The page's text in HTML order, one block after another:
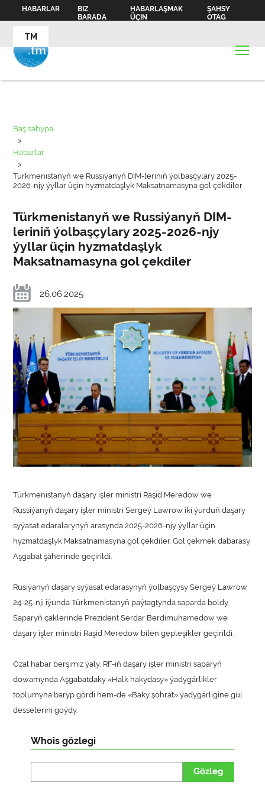
HABARLAR
BIZ
BARADA
HABARLAŞMAK
ÜÇIN
ŞAHSY
OTAG
TM
Baş sahypa
>
Habarlar
>
Türkmenistanyň we Russiýanyň DIM-leriniň ýolbaşçylary 2025-
2026-njy ýyllar üçin hyzmatdaşlyk Maksatnamasyna gol çekdiler
Türkmenistanyň we Russiýanyň DIM-
leriniň ýolbaşçylary 2025-2026-njy
ýyllar üçin hyzmatdaşlyk
Maksatnamasyna gol çekdiler
26.06.2025
Türkmenistanyň daşary işler ministri Raşid Meredow we
Russiýanyň daşary işler ministri Sergeý Lawrow iki ýurduň daşary
syýasat edaralarynyň arasynda 2025-2026-njy ýyllar üçin
hyzmatdaşlyk Maksatnamasyna gol çekdiler. Gol çekmek dabarasy
Aşgabat şäherinde geçirildi.
Rusiýanyň daşary syýasat edarasynyň ýolbaşçysy Sergeý Lawrow
24-25-nji iýunda Türkmenistanyň paýtagtynda saparda boldy.
Saparyň çäklerinde Prezident Serdar Berdimuhamedow we
daşary işler ministri Raşid Meredow bilen gepleşikler geçirildi.
Ozal habar berşimiz ýaly, RF-iň daşary işler ministri saparyň
dowamynda Aşgabatdaky «Halk hakydasy» ýadygärlikler
toplumyna baryp gördi hem-de «Baky şöhrat» ýadygärligine gül
desselerini goýdy.
Whois gözlegi
Gözleg